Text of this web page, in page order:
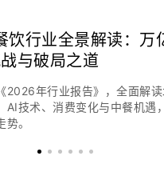
饮行业全景解读：万
与破局之道
2026年行业报告》，全面解
AI技术、消费变化与中餐机遇
。